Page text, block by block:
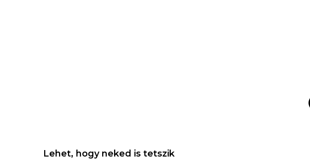
Lehet, hogy neked is tetszik